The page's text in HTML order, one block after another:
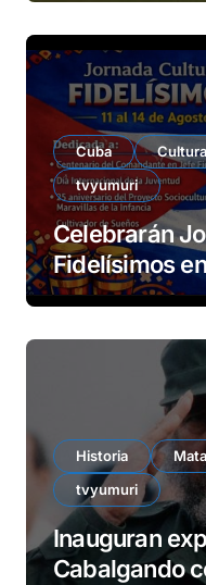
Cuba Cultura
tvyumuri
Celebrarán
Historia
tvyumuri
Inauguran
Cabalgando